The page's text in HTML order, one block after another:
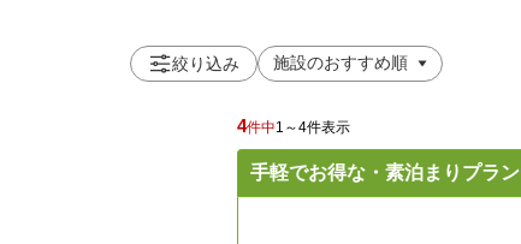
絞り込み
4件中1～4件表示
手軽でお得な・素泊まりプラン